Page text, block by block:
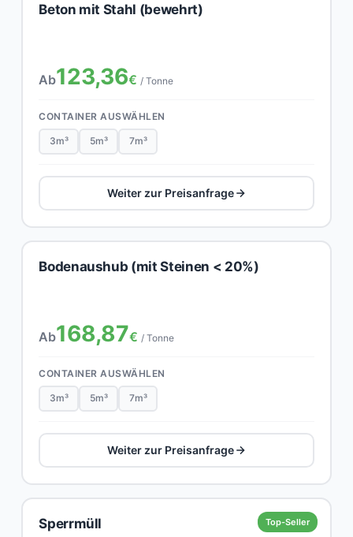
Beton mit Stahl (bewehrt)
Ab123,36€ / Tonne
CONTAINER AUSWÄHLEN
3m³ 5m³ 7m³
Weiter zur Preisanfrage
Bodenaushub (mit Steinen < 20%)
Ab168,87€ / Tonne
CONTAINER AUSWÄHLEN
3m³ 5m³ 7m³
Weiter zur Preisanfrage
Top-Seller
Sperrmüll